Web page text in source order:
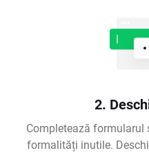
2.
Completează formularul
formalități inutile.